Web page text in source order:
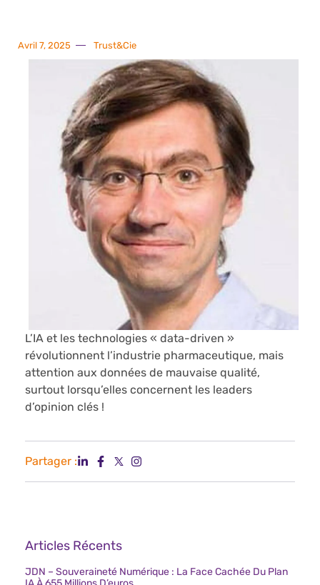
Avril 7, 2025 Trust&Cie
L’IA et les technologies « data-driven »
révolutionnent l’industrie pharmaceutique, mais
attention aux données de mauvaise qualité,
surtout lorsqu’elles concernent les leaders
d’opinion clés !
Partager :
Articles Récents
JDN – Souveraineté Numérique : La Face Cachée Du Plan